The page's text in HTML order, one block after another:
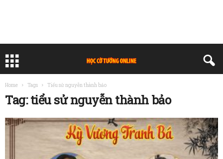
Home Tags Tiểu sử nguyễn thành bảo
Tag: tiểu sử nguyễn thành bảo